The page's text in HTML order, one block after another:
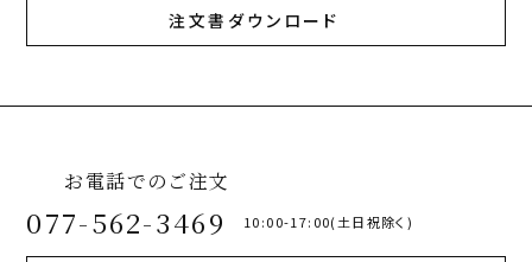
注文書ダウンロード
お電話でのご注文
077-562-3469 10:00-17:00(土日祝除く)